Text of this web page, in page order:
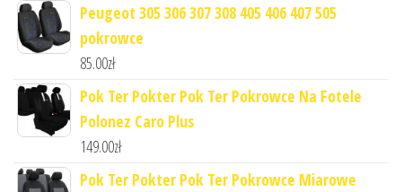
Peugeot 305 306 307 308 405 406 407 505
pokrowce
85.00zł
Pok Ter Pokter Pok Ter Pokrowce Na Fotele
Polonez Caro Plus
149.00zł
Pok Ter Pokter Pok Ter Pokrowce Miarowe